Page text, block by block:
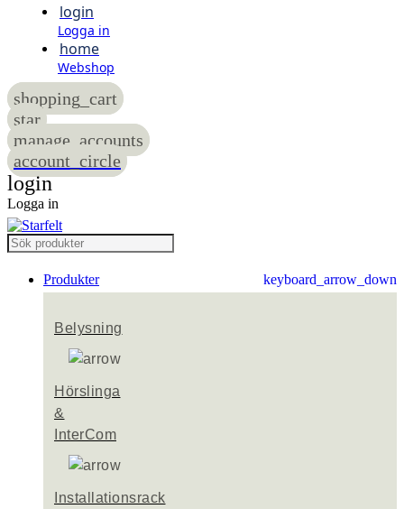
login
Logga in
home
Webshop
shopping_cart
star
manage_accounts
account_circle
login
Logga in
Produkter keyboard_arrow_down
Belysning
Hörslinga
&
InterCom
Installationsrack